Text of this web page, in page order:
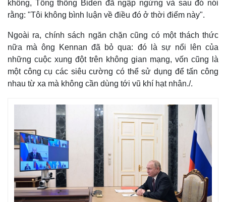
không, Tổng thống Biden đã ngập ngừng và sau đó nói
rằng: "Tôi không bình luận về điều đó ở thời điểm này".
Ngoài ra, chính sách ngăn chặn cũng có một thách thức
nữa mà ông Kennan đã bỏ qua: đó là sự nổi lên của
những cuộc xung đột trên không gian mạng, vốn cũng là
một công cụ các siêu cường có thể sử dụng để tấn công
nhau từ xa mà không cần dùng tới vũ khí hạt nhân./.